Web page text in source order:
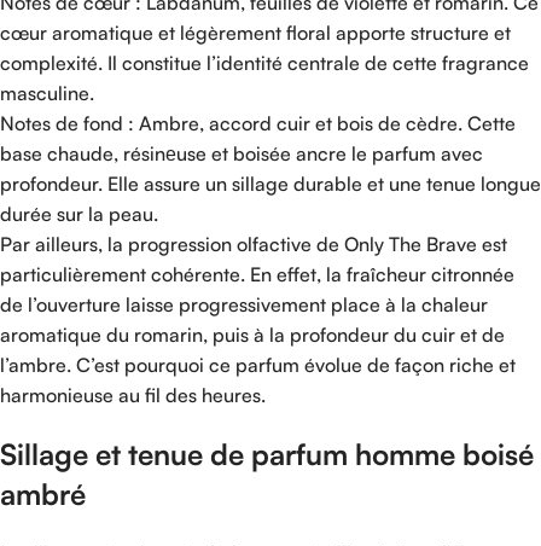
cœur aromatique et légèrement floral apporte structure et
complexité. Il constitue l’identité centrale de cette fragrance
masculine.
Notes de fond : Ambre, accord cuir et bois de cèdre. Cette
base chaude, résinеuse et boisée ancre le parfum avec
profondeur. Elle assure un sillage durable et une tenue longue
durée sur la peau.
Par ailleurs, la progression olfactive de Only The Brave est
particulièrement cohérente. En effet, la fraîcheur citronnée
de l’ouverture laisse progressivement place à la chaleur
aromatique du romarin, puis à la profondeur du cuir et de
l’ambre. C’est pourquoi ce parfum évolue de façon riche et
harmonieuse au fil des heures.
Sillage et tenue de parfum homme boisé
ambré